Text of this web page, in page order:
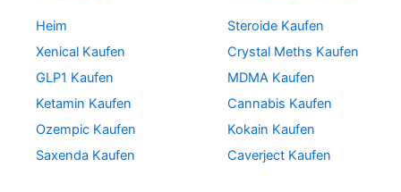
Heim
Xenical Kaufen
GLP1 Kaufen
Ketamin Kaufen
Ozempic Kaufen
Saxenda Kaufen
Steroide Kaufen
Crystal Meths Kaufen
MDMA Kaufen
Cannabis Kaufen
Kokain Kaufen
Caverject Kaufen